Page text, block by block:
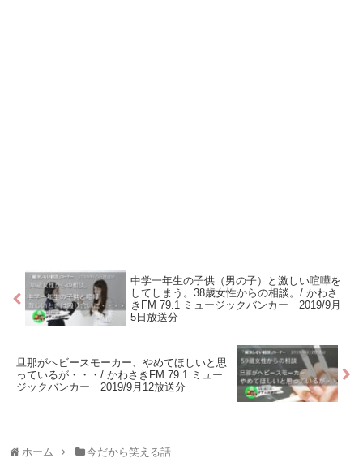
中学一年生の子供（男の子）と激しい喧嘩を
してしまう。38歳女性からの相談。/ かわさ
きFM 79.1 ミュージックバンカー 2019/9月
5日放送分
旦那がヘビースモーカー、やめてほしいと思
っているが・・・/ かわさきFM 79.1 ミュー
ジックバンカー 2019/9月12放送分
ホーム 今だから笑える話